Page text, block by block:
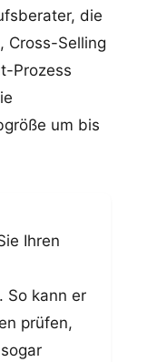
die
Cross-Selling
Prozess
um bis
Ihren
So kann er
prüfen,